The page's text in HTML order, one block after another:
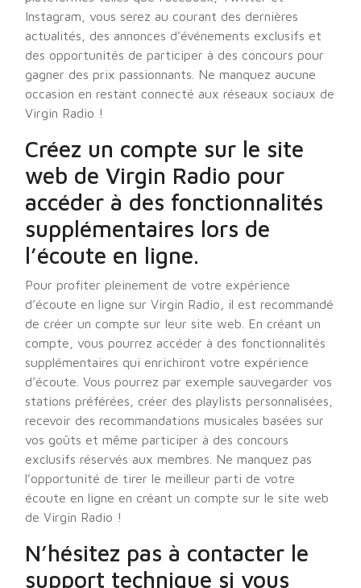
Instagram, vous serez au courant des dernières
actualités, des annonces d’événements exclusifs et
des opportunités de participer à des concours pour
gagner des prix passionnants. Ne manquez aucune
occasion en restant connecté aux réseaux sociaux de
Virgin Radio !
Créez un compte sur le site
web de Virgin Radio pour
accéder à des fonctionnalités
supplémentaires lors de
l’écoute en ligne.
Pour profiter pleinement de votre expérience
d’écoute en ligne sur Virgin Radio, il est recommandé
de créer un compte sur leur site web. En créant un
compte, vous pourrez accéder à des fonctionnalités
supplémentaires qui enrichiront votre expérience
d’écoute. Vous pourrez par exemple sauvegarder vos
stations préférées, créer des playlists personnalisées,
recevoir des recommandations musicales basées sur
vos goûts et même participer à des concours
exclusifs réservés aux membres. Ne manquez pas
l’opportunité de tirer le meilleur parti de votre
écoute en ligne en créant un compte sur le site web
de Virgin Radio !
N’hésitez pas à contacter le
support technique si vous